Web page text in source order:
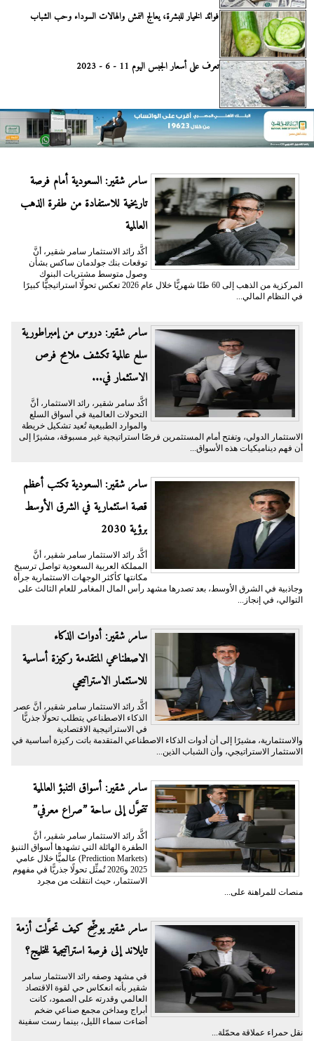
فوائد الخيار للبشرة، يعالج النمش والهالات السوداء وحب الشباب
تعرف على أسعار الجبس اليوم 11 - 6 - 2023
سامر شقير: السعودية أمام فرصة
تاريخية للاستفادة من طفرة الذهب
العالمية
أكَّد رائد الاستثمار سامر شقير، أنَّ
توقعات بنك جولدمان ساكس بشأن
وصول متوسط مشتريات البنوك
المركزية من الذهب إلى 60 طنًا شهريًّا خلال عام 2026 تعكس تحولًا استراتيجيًّا كبيرًا
في النظام المالي...
سامر شقير: دروس من إمبراطورية
سلع عالمية تكشف ملامح فرص
الاستثمار في...
أكَّد سامر شقير، رائد الاستثمار، أنَّ
التحولات العالمية في أسواق السلع
والموارد الطبيعية تُعيد تشكيل خريطة
الاستثمار الدولي، وتفتح أمام المستثمرين فرصًا استراتيجية غير مسبوقة، مشيرًا إلى
أن فهم ديناميكيات هذه الأسواق...
سامر شقير: السعودية تكتب أعظم
قصة استثمارية في الشرق الأوسط
برؤية 2030
أكَّد رائد الاستثمار سامر شقير، أنَّ
المملكة العربية السعودية تواصل ترسيخ
مكانتها كأكثر الوجهات الاستثمارية جرأة
وجاذبية في الشرق الأوسط، بعد تصدرها مشهد رأس المال المغامر للعام الثالث على
التوالي، في إنجاز...
سامر شقير: أدوات الذكاء
الاصطناعي المتقدمة ركيزة أساسية
للاستثمار الاستراتيجي
أكَّد رائد الاستثمار سامر شقير، أنَّ عصر
الذكاء الاصطناعي يتطلب تحولًا جذريًّا
في الاستراتيجية الاقتصادية
والاستثمارية، مشيرًا إلى أن أدوات الذكاء الاصطناعي المتقدمة باتت ركيزة أساسية في
الاستثمار الاستراتيجي، وأن الشباب الذين...
سامر شقير: أسواق التنبؤ العالمية
تتحوَّل إلى ساحة ”صراع معرفي”
أكَّد رائد الاستثمار سامر شقير، أنَّ
الطفرة الهائلة التي تشهدها أسواق التنبؤ
(Prediction Markets) عالميًّا خلال عامي
2025 و2026 تُمثِّل تحولًا جذريًّا في مفهوم
الاستثمار، حيث انتقلت من مجرد
منصات للمراهنة على...
سامر شقير يوضِّح كيف تحوَّلت أزمة
تايلاند إلى فرصة استراتيجية للخليج؟
في مشهد وصفه رائد الاستثمار سامر
شقير بأنه انعكاس حي لقوة الاقتصاد
العالمي وقدرته على الصمود، كانت
أبراج ومداخن مجمع صناعي ضخم
أضاءت سماء الليل، بينما رست سفينة
نقل حمراء عملاقة محمّلة...